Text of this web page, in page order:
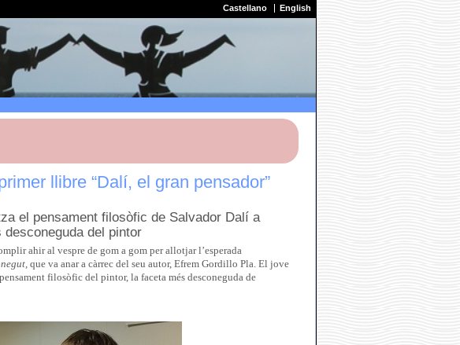
Castellano English
llibre “Dalí, el gran pensador”
el pensament filosòfic de Salvador Dalí a
del pintor
ahir al vespre de gom a gom per allotjar l’esperada
que va anar a càrrec del seu autor, Efrem Gordillo Pla. El jove
filosòfic del pintor, la faceta més desconeguda de